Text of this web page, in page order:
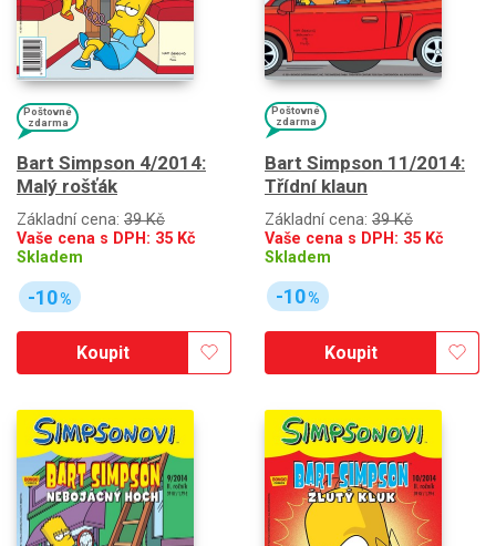
Poštovné
zdarma
Bart Simpson 4/2014:
Malý rošťák
Základní cena: 39 Kč
Vaše cena s DPH: 35 Kč
Skladem
-10%
Koupit
Poštovné
zdarma
Bart Simpson 11/2014:
Třídní klaun
Základní cena: 39 Kč
Vaše cena s DPH: 35 Kč
Skladem
-10%
Koupit